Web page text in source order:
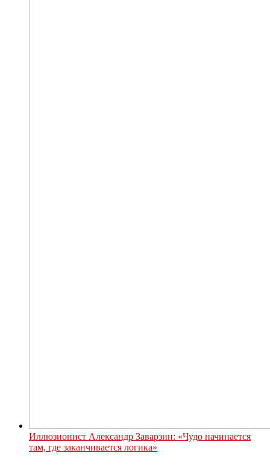
Иллюзионист Александр Заварзин: «Чудо начинается
там, где заканчивается логика»